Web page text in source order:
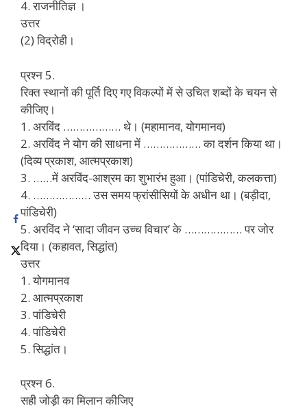
4. राजनीतिज्ञ ।
उत्तर
(2) विद्रोही।
प्रश्न 5.
रिक्त स्थानों की पूर्ति दिए गए विकल्पों में से उचित शब्दों के चयन से
कीजिए।
1. अरविंद ……………… थे। (महामानव, योगमानव)
2. अरविंद ने योग की साधना में ……………… का दर्शन किया था।
(दिव्य प्रकाश, आत्मप्रकाश)
3. ……में अरविंद-आश्रम का शुभारंभ हुआ। (पांडिचेरी, कलकत्ता)
4. ……………… उस समय फ्रांसीसियों के अधीन था। (बड़ीदा,
पांडिचेरी)
5. अरविंद ने ‘सादा जीवन उच्च विचार’ के ……………… पर जोर
दिया। (कहावत, सिद्धांत)
उत्तर
1. योगमानव
2. आत्मप्रकाश
3. पांडिचेरी
4. पांडिचेरी
5. सिद्धांत।
प्रश्न 6.
सही जोड़ी का मिलान कीजिए